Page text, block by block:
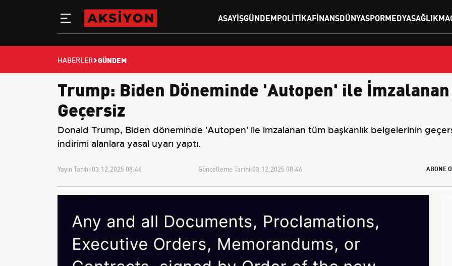
ASAYIŞGÜNDEMPOLITIKAFINANSDÜNYASPORMEDYASAĞLIK
HABERLER GÜNDEM
Trump: Biden Döneminde 'Autopen' ile
Geçersiz
Donald Trump, Biden döneminde 'Autopen' ile imzalanan tüm başkanlık belgelerinin
indirimi alanlara yasal uyarı yaptı.
Yayın Tarihi:03.12.2025 08:46 Güncelleme Tarihi:03.12.2025 08:46 ABONE